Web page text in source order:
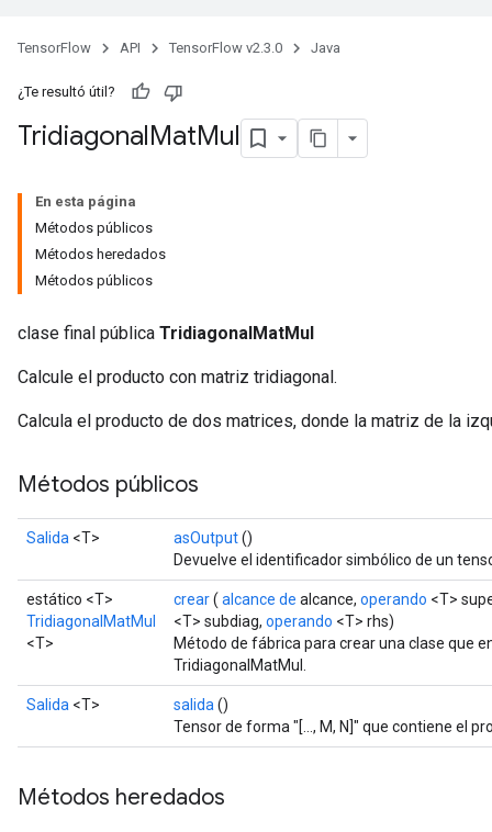
TensorFlow API TensorFlow v2.3.0 Java
¿Te resultó útil?
TridiagonalMatMul
En esta página
Métodos públicos
Métodos heredados
Métodos públicos
clase final pública TridiagonalMatMul
Calcule el producto con matriz tridiagonal.
Calcula el producto de dos matrices, donde la matriz de la
Métodos públicos
Salida <T> asOutput()
Devuelve el identificador simbólico de un
estático <T>
TridiagonalMatMul
<T>
crear( alcance de alcance, operando <T>
<T> subdiag, operando <T> rhs)
Método de fábrica para crear una clase que
TridiagonalMatMul.
Salida <T> salida ()
Tensor de forma "[..., M, N]" que contiene el
Métodos heredados